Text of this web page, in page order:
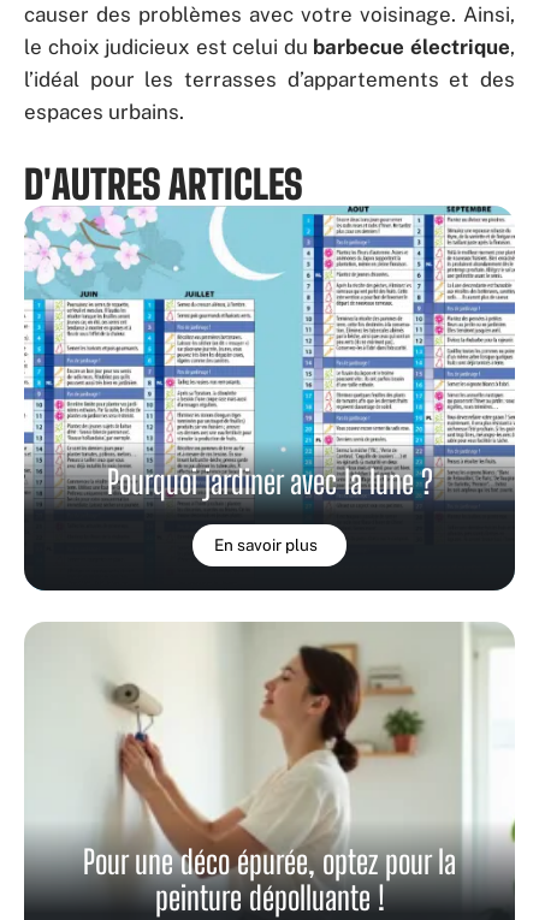
causer des problèmes avec votre voisinage. Ainsi,
le choix judicieux est celui du barbecue électrique,
l’idéal pour les terrasses d’appartements et des
espaces urbains.
D'AUTRES ARTICLES
Pourquoi jardiner avec la lune ?
En savoir plus
Pour une déco épurée, optez pour la
peinture dépolluante !